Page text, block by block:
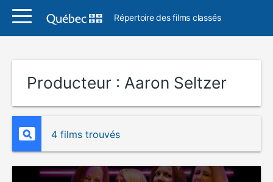
Répertoire des films classés
Producteur : Aaron Seltzer
4 films trouvés